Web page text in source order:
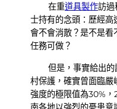
在重道具製作訪過
士持有的念頭：歷經
會不會消散？是不是
任務可做？
但是，事實給出
村保護，確實曾面臨
強度的極限值為30%